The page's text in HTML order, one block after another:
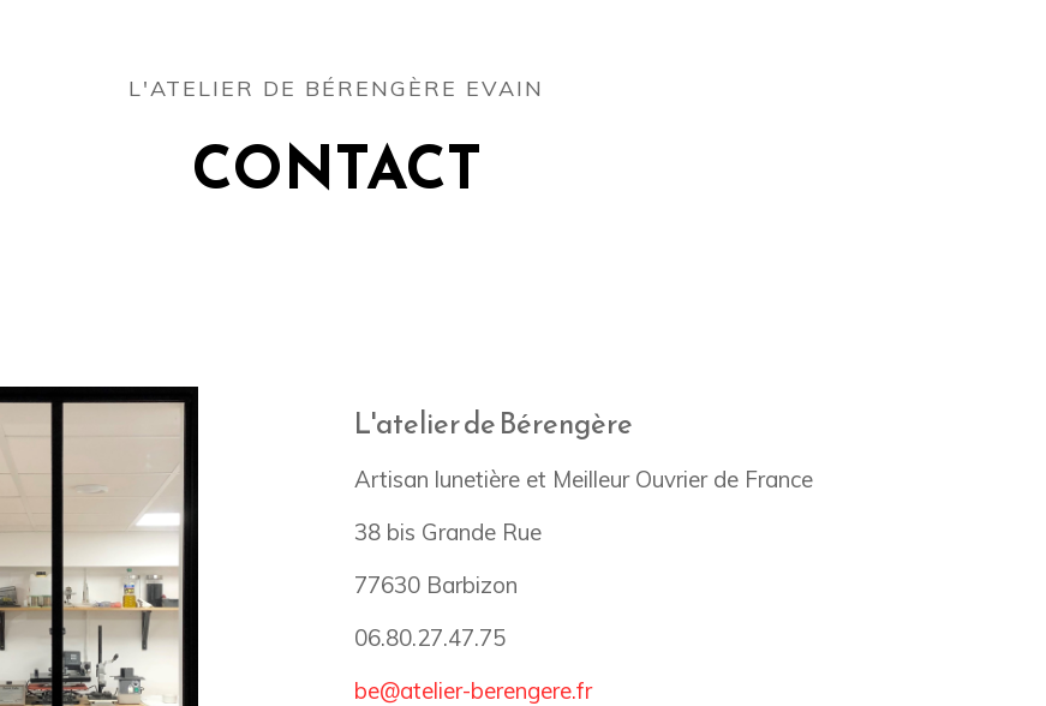
L'ATELIER DE BÉRENGÈRE EVAIN
CONTACT
L'atelier de Bérengère
Artisan lunetière et Meilleur Ouvrier de France
38 bis Grande Rue
77630 Barbizon
06.80.27.47.75
be@atelier-berengere.fr